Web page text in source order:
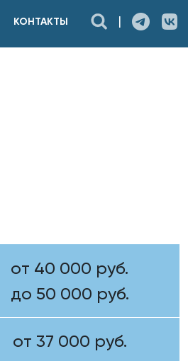
КОНТАКТЫ |
от 40 000 руб.
до 50 000 руб.
от 37 000 руб.